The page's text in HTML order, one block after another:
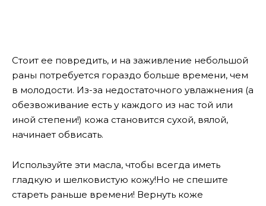
Стоит ее повредить, и на заживление небольшой
раны потребуется гораздо больше времени, чем
в молодости. Из-за недостаточного увлажнения (а
обезвоживание есть у каждого из нас той или
иной степени!) кожа становится сухой, вялой,
начинает обвисать.
Используйте эти масла, чтобы всегда иметь
гладкую и шелковистую кожу!Но не спешите
стареть раньше времени! Вернуть коже